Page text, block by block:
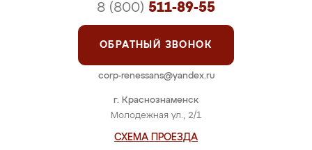
г. Краснознаменск
Молодежная ул., 2/1
СХЕМА ПРОЕЗДА
8 (800) 511-89-55
ОБРАТНЫЙ ЗВОНОК
corp-renessans@yandex.ru